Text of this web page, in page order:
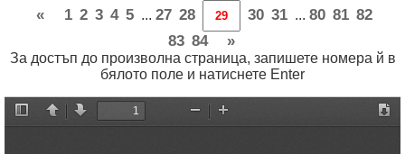
« 1 2 3 4 5 ... 27 28 30 31 ... 80 81 82
83 84 »
За достъп до произволна страница, запишете номера й в
бялото поле и натиснете Enter